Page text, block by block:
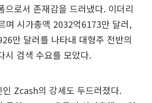
으로서 존재감을 드러냈다. 이더리
며 시가총액 2032억6173만 달러,
만 달러를 나타내 대형주 전반의
시 검색 수요를 모았다.
인 Zcash의 강세도 두드러졌다.